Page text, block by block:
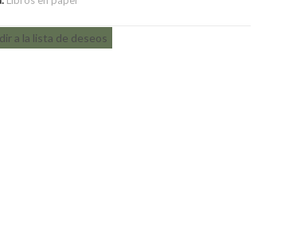
a la lista de deseos